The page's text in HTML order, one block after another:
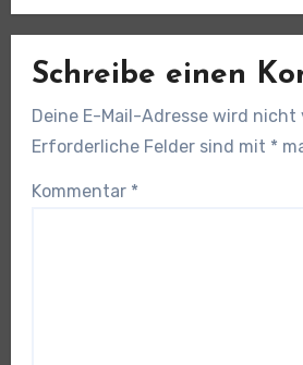
Schreibe einen
Deine E-Mail-Adresse wird
Erforderliche Felder sind mit *
Kommentar *